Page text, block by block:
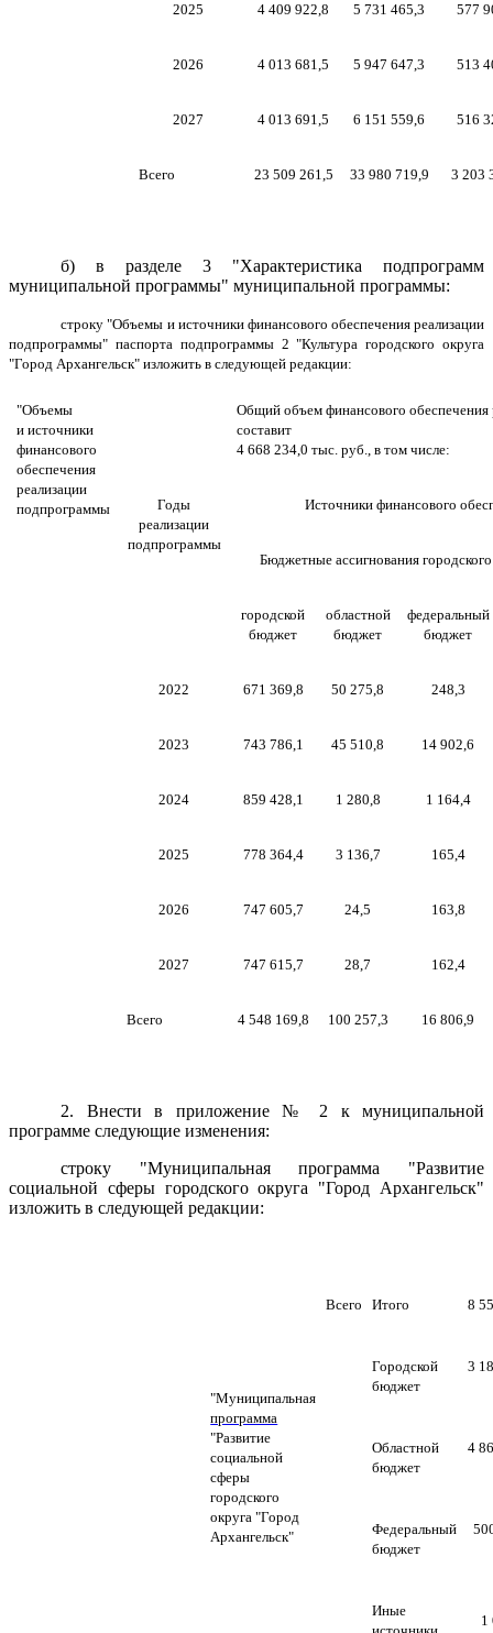
2025 4 409 922,8 5 731 465,3 577
2026 4 013 681,5 5 947 647,3 513
2027 4 013 691,5 6 151 559,6 516
Всего 23 509 261,5 33 980 719,9 3 203
б) в разделе 3 "Характеристика подпрограмм
муниципальной программы" муниципальной программы:
строку "Объемы и источники финансового обеспечения реализации
подпрограммы" паспорта подпрограммы 2 "Культура городского округа
"Город Архангельск" изложить в следующей редакции:
"Объемы
и источники
финансового
обеспечения
реализации
подпрограммы
Общий объем финансового
составит
4 668 234,0 тыс. руб., в том числе:
Годы
реализации
подпрограммы
Источники финансового
Бюджетные ассигнования
городской
бюджет
областной
бюджет
федеральный
бюджет
2022 671 369,8 50 275,8 248,3
2023 743 786,1 45 510,8 14 902,6
2024 859 428,1 1 280,8 1 164,4
2025 778 364,4 3 136,7 165,4
2026 747 605,7 24,5 163,8
2027 747 615,7 28,7 162,4
Всего 4 548 169,8 100 257,3 16 806,9
2. Внести в приложение № 2 к муниципальной
программе следующие изменения:
строку "Муниципальная программа "Развитие
социальной сферы городского округа "Город Архангельск"
изложить в следующей редакции:
"Муниципальная
программа
"Развитие
социальной
сферы
городского
округа "Город
Архангельск"
Всего Итого 8
Городской
бюджет
3
Областной
бюджет
4
Федеральный
бюджет
Иные
1